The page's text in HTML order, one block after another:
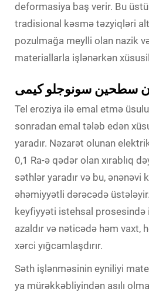
deformasiya baş verir. Bu
tradisional kəsmə təzyiqləri
pozulmağa meylli olan nazik
materiallarla işlənərkən
سطحین سونوجلو کیمی
Tel eroziya ilə emal etmə
sonradan emal tələb edən
yaradır. Nəzarət olunan
0,1 Ra-ə qədər olan xırablıq
səthlər yaradır və bu, ənənəvi
əhəmiyyətli dərəcədə
keyfiyyəti istehsal prosesində
azaldır və nəticədə həm vaxt,
xərci yığcamlaşdırır.
Səth işlənməsinin eyniliyi
ya mürəkkəbliyindən asılı